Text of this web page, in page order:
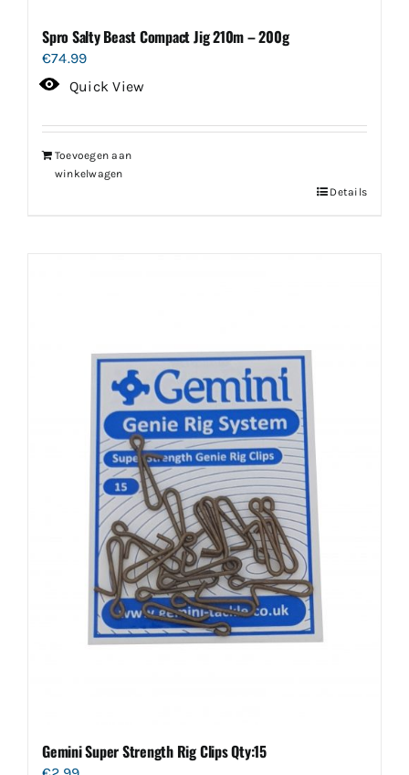
Spro Salty Beast Compact Jig 210m – 200g
€74.99
Quick View
Toevoegen aan
winkelwagen
Details
Gemini Super Strength Rig Clips Qty:15